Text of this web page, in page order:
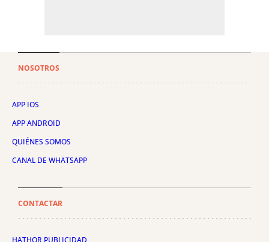
NOSOTROS
APP IOS
APP ANDROID
QUIÉNES SOMOS
CANAL DE WHATSAPP
CONTACTAR
HATHOR PUBLICIDAD